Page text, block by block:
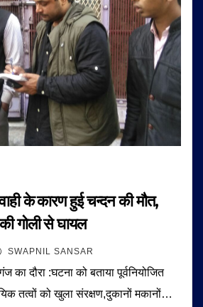
के कारण हुई चन्दन की मौत,
गोली से घायल
SWAPNIL SANSAR
का दौरा :घटना को बताया पूर्वनियोजित
तत्वों को खुला संरक्षण,दुकानों मकानों…